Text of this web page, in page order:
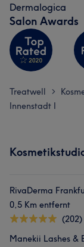
Dermalogica
Salon Awards
Treatwell >
Innenstadt I
RivaDerma
0,5 Km entfernt
(202)
Manekii Lashes &